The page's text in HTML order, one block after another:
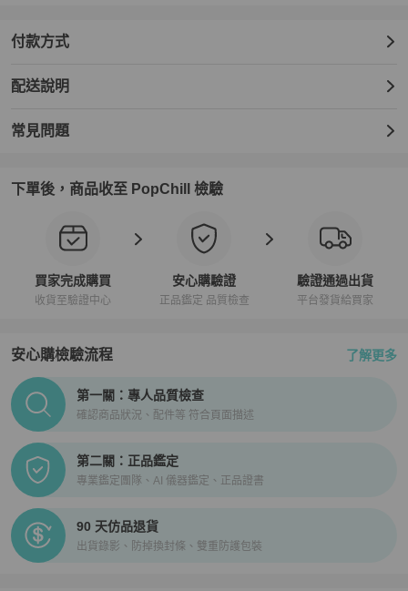
付款方式
配送說明
常見問題
下單後，商品收至 PopChill 檢驗
買家完成購買
收貨至驗證中心
安心購驗證
正品鑑定 品質檢查
驗證通過出貨
平台發貨給買家
安心購檢驗流程 了解更多
PopChill拍拍圈正品驗證、安心購檢驗流程介紹
第一關：專人品質檢查
確認商品狀況、配件等 符合頁面描述
第二關：正品鑑定
專業鑑定團隊、AI 儀器鑑定、正品證書
90 天仿品退貨
出貨錄影、防掉換封條、雙重防護包裝